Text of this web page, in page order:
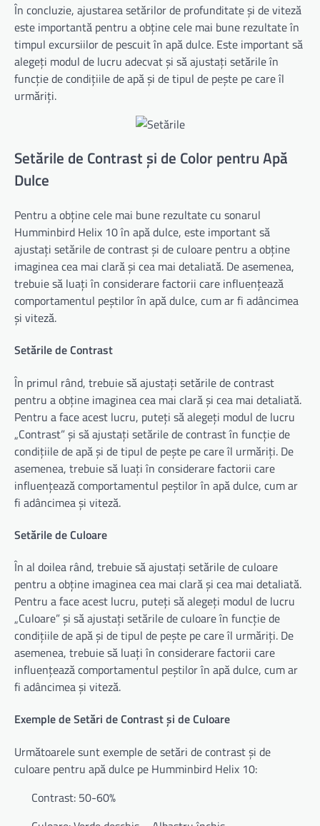
În concluzie, ajustarea setărilor de profunditate și de viteză
este importantă pentru a obține cele mai bune rezultate în
timpul excursiilor de pescuit în apă dulce. Este important să
alegeți modul de lucru adecvat și să ajustați setările în
funcție de condițiile de apă și de tipul de pește pe care îl
urmăriți.
Setările de Contrast și de Color pentru Apă
Dulce
Pentru a obține cele mai bune rezultate cu sonarul
Humminbird Helix 10 în apă dulce, este important să
ajustați setările de contrast și de culoare pentru a obține
imaginea cea mai clară și cea mai detaliată. De asemenea,
trebuie să luați în considerare factorii care influențează
comportamentul peștilor în apă dulce, cum ar fi adâncimea
și viteză.
Setările de Contrast
În primul rând, trebuie să ajustați setările de contrast
pentru a obține imaginea cea mai clară și cea mai detaliată.
Pentru a face acest lucru, puteți să alegeți modul de lucru
„Contrast” și să ajustați setările de contrast în funcție de
condițiile de apă și de tipul de pește pe care îl urmăriți. De
asemenea, trebuie să luați în considerare factorii care
influențează comportamentul peștilor în apă dulce, cum ar
fi adâncimea și viteză.
Setările de Culoare
În al doilea rând, trebuie să ajustați setările de culoare
pentru a obține imaginea cea mai clară și cea mai detaliată.
Pentru a face acest lucru, puteți să alegeți modul de lucru
„Culoare” și să ajustați setările de culoare în funcție de
condițiile de apă și de tipul de pește pe care îl urmăriți. De
asemenea, trebuie să luați în considerare factorii care
influențează comportamentul peștilor în apă dulce, cum ar
fi adâncimea și viteză.
Exemple de Setări de Contrast și de Culoare
Următoarele sunt exemple de setări de contrast și de
culoare pentru apă dulce pe Humminbird Helix 10:
Contrast: 50-60%